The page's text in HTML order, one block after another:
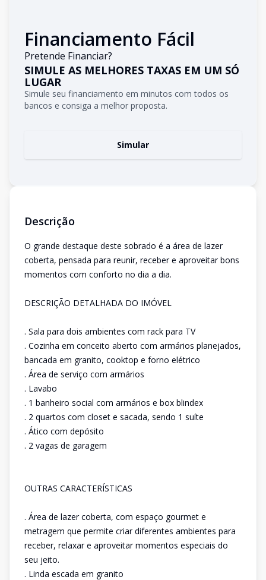
Financiamento Fácil
Pretende Financiar?
SIMULE AS MELHORES TAXAS EM UM SÓ
LUGAR
Simule seu financiamento em minutos com todos os
bancos e consiga a melhor proposta.
Simular
Descrição
O grande destaque deste sobrado é a área de lazer
coberta, pensada para reunir, receber e aproveitar bons
momentos com conforto no dia a dia.
DESCRIÇÃO DETALHADA DO IMÓVEL
. Sala para dois ambientes com rack para TV
. Cozinha em conceito aberto com armários planejados,
bancada em granito, cooktop e forno elétrico
. Área de serviço com armários
. Lavabo
. 1 banheiro social com armários e box blindex
. 2 quartos com closet e sacada, sendo 1 suíte
. Ático com depósito
. 2 vagas de garagem
OUTRAS CARACTERÍSTICAS
. Área de lazer coberta, com espaço gourmet e
metragem que permite criar diferentes ambientes para
receber, relaxar e aproveitar momentos especiais do
seu jeito.
. Linda escada em granito